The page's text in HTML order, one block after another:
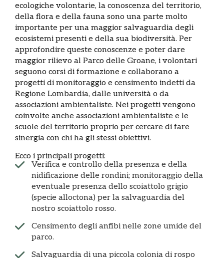
ecologiche volontarie, la conoscenza del territorio,
della flora e della fauna sono una parte molto
importante per una maggior salvaguardia degli
ecosistemi presenti e della sua biodiversità. Per
approfondire queste conoscenze e poter dare
maggior rilievo al Parco delle Groane, i volontari
seguono corsi di formazione e collaborano a
progetti di monitoraggio e censimento indetti da
Regione Lombardia, dalle università o da
associazioni ambientaliste. Nei progetti vengono
coinvolte anche associazioni ambientaliste e le
scuole del territorio proprio per cercare di fare
sinergia con chi ha gli stessi obiettivi.
Ecco i principali progetti:
Verifica e controllo della presenza e della
nidificazione delle rondini; monitoraggio della
eventuale presenza dello scoiattolo grigio
(specie alloctona) per la salvaguardia del
nostro scoiattolo rosso.
Censimento degli anfibi nelle zone umide del
parco.
Salvaguardia di una piccola colonia di rospo